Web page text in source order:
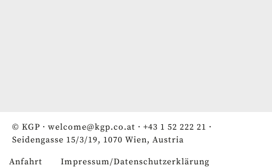
© KGP · welcome@kgp.co.at · +43 1 52 222 21 ·
Seidengasse 15/3/19, 1070 Wien, Austria
Anfahrt Impressum/Datenschutzerklärung